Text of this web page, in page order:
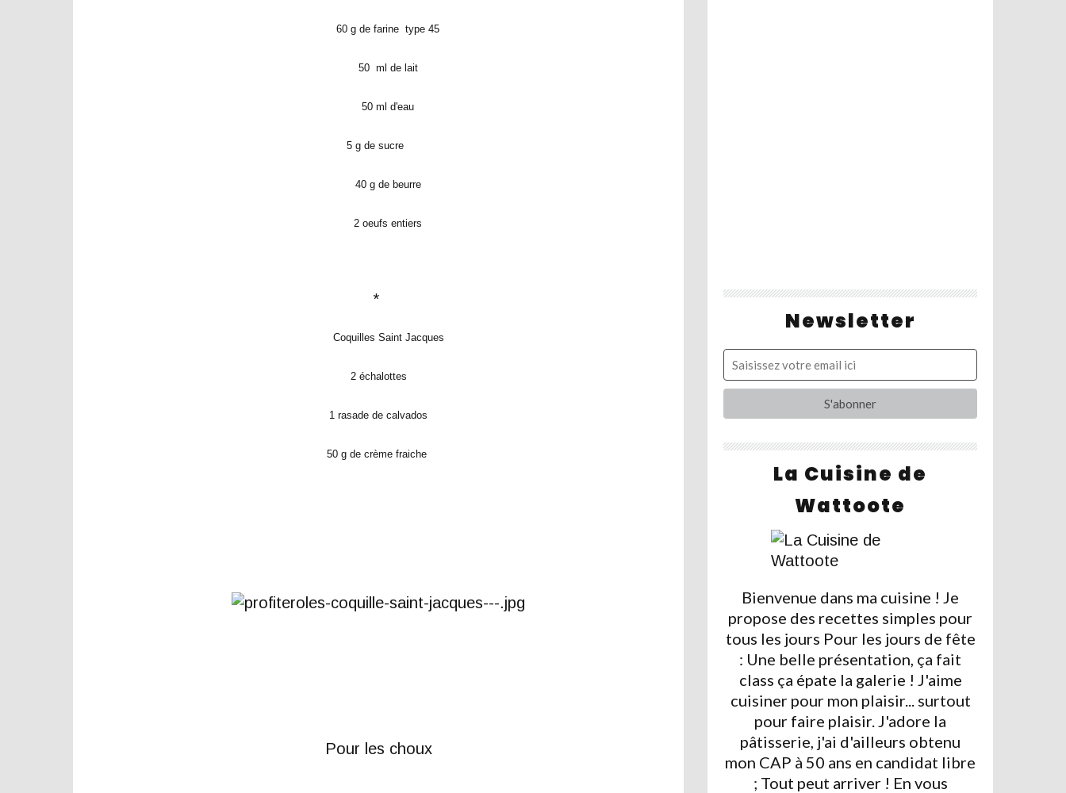
60 g de farine type 45
50 ml de lait
50 ml d'eau
5 g de sucre
40 g de beurre
2 oeufs entiers
*
Coquilles Saint Jacques
2 échalottes
1 rasade de calvados
50 g de crème fraiche
Pour les choux
Newsletter
La Cuisine de
Wattoote
Bienvenue dans ma cuisine ! Je
propose des recettes simples pour
tous les jours Pour les jours de fête
: Une belle présentation, ça fait
class ça épate la galerie ! J'aime
cuisiner pour mon plaisir... surtout
pour faire plaisir. J'adore la
pâtisserie, j'ai d'ailleurs obtenu
mon CAP à 50 ans en candidat libre
; Tout peut arriver ! En vous